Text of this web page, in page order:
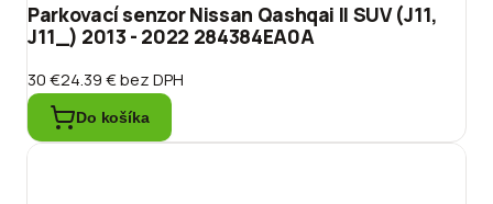
Parkovací senzor Nissan Qashqai II SUV (J11,
J11_) 2013 - 2022 284384EA0A
30 €24.39 €bez DPH
Do košíka